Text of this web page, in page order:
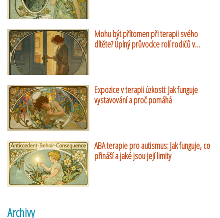
Mohu být přítomen při terapii svého
dítěte? Úplný průvodce rolí rodičů v
Expozice v terapii úzkosti: Jak funguje
vystavování a proč pomáhá
ABA terapie pro autismus: Jak funguje, co
přináší a jaké jsou její limity
Archivy